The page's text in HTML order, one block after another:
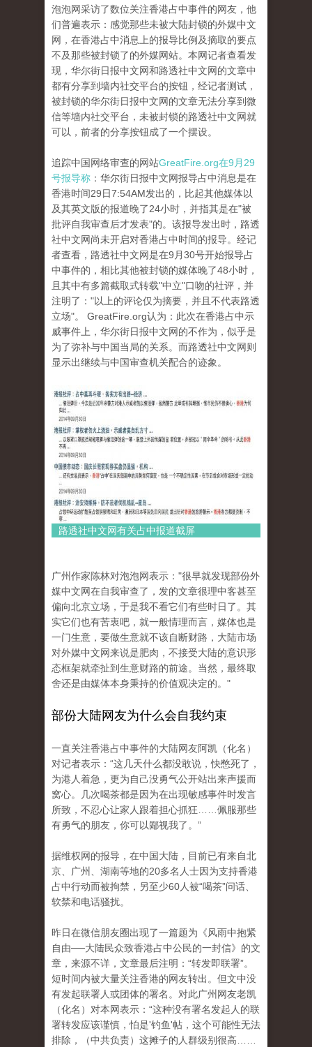
泡泡网采访了数位关注香港占中事件的网友，他
们普遍表示：感觉那些未被大陆封锁的外媒中文
网，在香港占中消息上的报导比例及摘取的要点
不及那些被封锁了的外媒网站。 本网记者查看发
现，华尔街日报中文网和路透社中文网的文章中
都有分享到墙内社交平台的按钮，经记者测试，
被封锁的华尔街日报中文网的文章无法分享到微
信等墙内社交平台，未被封锁的路透社中文网就
可以，前者的分享按钮成了一个摆设。
追踪中国网络审查的网站GreatFire.org在9月29
号报导称 ：华尔街日报中文网报导占中消息是在
香港时间29日7:54AM发出的，比起其他媒体以
及其英文版的报道晚了24小时，并指其是在"被
批评自我审查后才发表"的。 该报导发出时，路透
社中文网尚未开启对香港占中时间的报导。 经记
者查看，路透社中文网是在9月30号开始报导占
中事件的，相比其他被封锁的媒体晚了48小时，
且其中有多篇截取式转载"中立"口吻的社评 ，并
注明了："以上的评论仅为摘要，并且不代表路透
立场"。 GreatFire.org认为：此次在香港占中示
威事件上，华尔街日报中文网的不作为，似乎是
为了弥补与中国当局的关系。 而路透社中文网则
显示出继续与中国审查机关配合的迹象。
路透社中文网有关占中报道截屏
广州作家陈林对泡泡网表示："很早就发现部份外
媒中文网在自我审查了，发的文章很理中客甚至
偏向北京立场，于是我不看它们有些时日了。其
实它们也有苦衷吧，就一般情理而言，媒体也是
一门生意，要做生意就不该自断财路，大陆市场
对外媒中文网来说是肥肉，不接受大陆的意识形
态框架就牵扯到生意财路的前途。当然，最终取
舍还是由媒体本身秉持的价值观决定的。"
部份大陆网友为什么会自我约束
一直关注香港占中事件的大陆网友阿凯（化名）
对记者表示：“这几天什么都没敢说，快憋死了，
为港人着急，更为自己没勇​​气公开站出来声援而
窝心。
几次喝茶都是因为在出现敏感事件时发言
所致，不忍心让家人跟着担心抓狂……佩服那些
有勇气的朋友，你可以鄙视我了。”
据维权网的报导，在中国大陆，目前已有来自北
京、广州、湖南等地的20多名人士因为支持香港
占中行动而被拘禁，另至少60人被“喝茶”问话、
软禁和电话骚扰。
昨日在微信朋友圈出现了一篇题为《风雨中抱紧
自由──大陆民众致香港占中公民的一封信》的文
章，来源不详，文章最后注明：“转发即联署”。
短时间内被大量关注香港的网友转出。 但文中没
有发起联署人或团体的署名。 对此广州网友老凯
（化名）对本网表示：“这种没有署名发起人的联
署转发应该谨慎，怕是'钓鱼'帖，这个可能性无法
排除，（中共负责）这摊子的人群级别很高……